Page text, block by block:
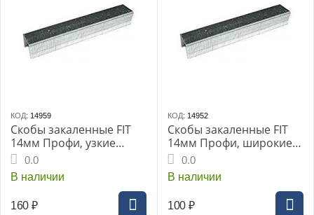
КОД: 14959
Скобы закаленные FIT
14мм Профи, узкие
прямоугольные
шир.11,3мм 1000шт
(31314i)
0.0
В наличии
160 ₽
КОД: 14952
Скобы закаленные FIT
14мм Профи, широкие
прямоугольные
шир.10,6мм 500шт
(31214i)
0.0
В наличии
100 ₽